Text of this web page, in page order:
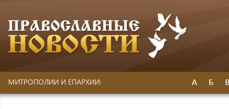
МИТРОПОЛИИ И ЕПАРХИИ: А Б